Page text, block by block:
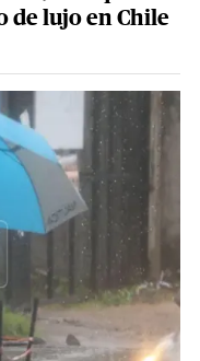
de lujo en Chile